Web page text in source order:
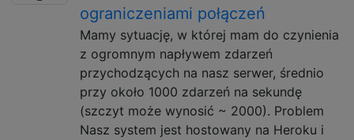
ograniczeniami połączeń
Mamy sytuację, w której mam do czynienia
z ogromnym napływem zdarzeń
przychodzących na nasz serwer, średnio
przy około 1000 zdarzeń na sekundę
(szczyt może wynosić ~ 2000). Problem
Nasz system jest hostowany na Heroku i